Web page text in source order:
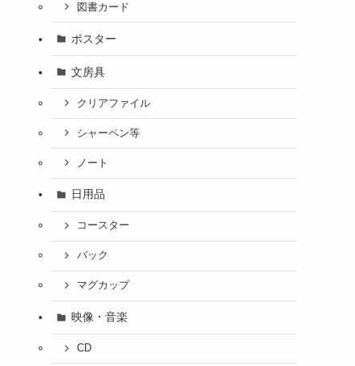
図書カード
ポスター
文房具
クリアファイル
シャーペン等
ノート
日用品
コースター
バック
マグカップ
映像・音楽
CD